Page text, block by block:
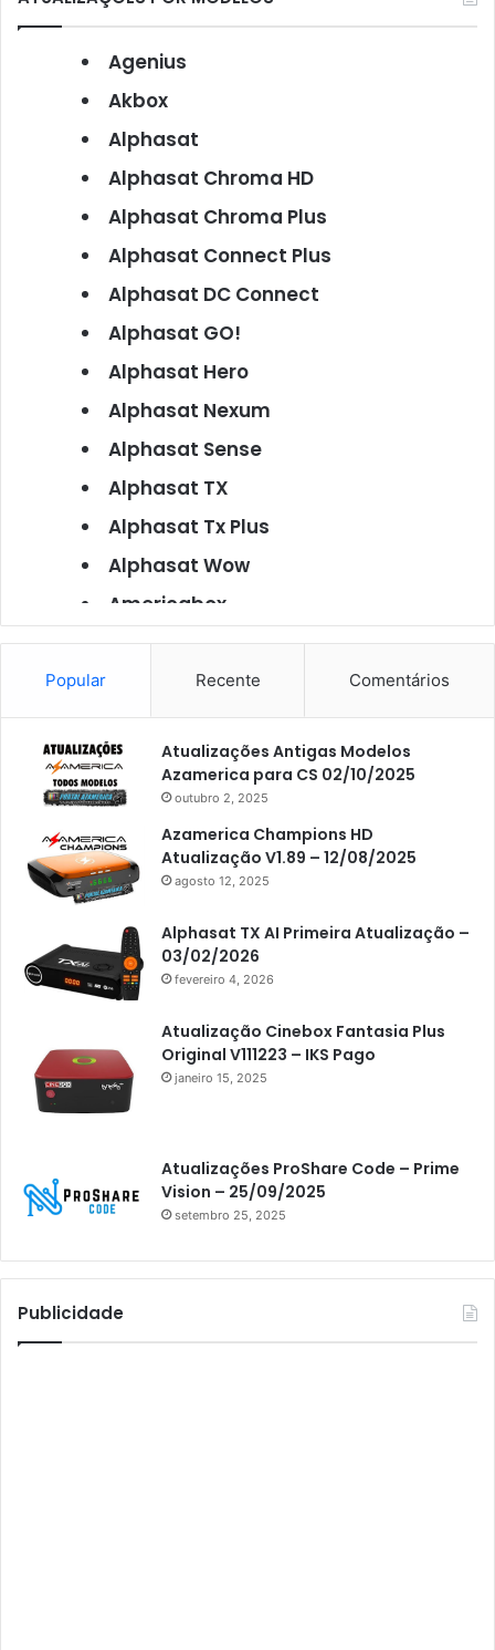
Agenius
Akbox
Alphasat
Alphasat Chroma HD
Alphasat Chroma Plus
Alphasat Connect Plus
Alphasat DC Connect
Alphasat GO!
Alphasat Hero
Alphasat Nexum
Alphasat Sense
Alphasat TX
Alphasat Tx Plus
Alphasat Wow
Americabox
Americabox S101
Americabox S105
Americabox S105 Plus
Americabox S205
Americabox S205 Plus
Americabox S305 Plus
Artcom
Athomics
Athomics Eon
Athomics i3
Athomics i3 Bold
Athomics Inspire Qi
Athomics Inspire Qi Lite
Athomics S3
Athomics T3
Atto
AttoNet
Popular Recente Comentários
Atualizações Antigas Modelos
Azamerica para CS 02/10/2025
outubro 2, 2025
Azamerica Champions HD
Atualização V1.89 – 12/08/2025
agosto 12, 2025
Alphasat TX AI Primeira Atualização –
03/02/2026
fevereiro 4, 2026
Atualização Cinebox Fantasia Plus
Original V111223 – IKS Pago
janeiro 15, 2025
Atualizações ProShare Code – Prime
Vision – 25/09/2025
setembro 25, 2025
Publicidade